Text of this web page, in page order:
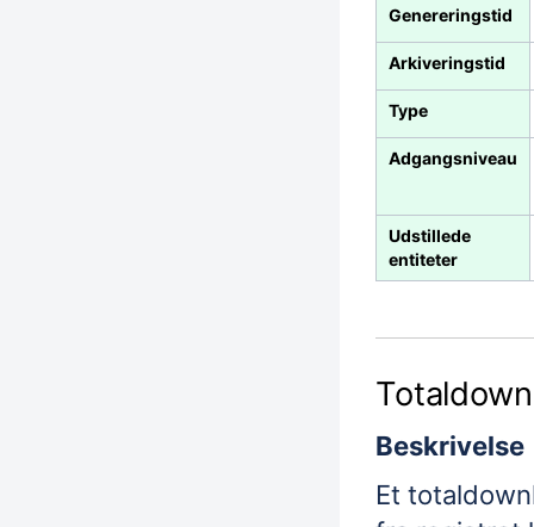
Genereringstid
Arkiveringstid
Type
Adgangsniveau
Udstillede
entiteter
Beskrivelse
Et